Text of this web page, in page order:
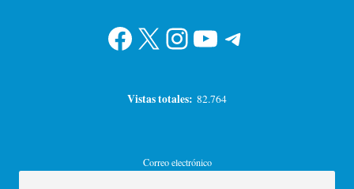
Facebook
X Instagram
YouTube
Telegram
Vistas totales: 82.764
Correo electrónico